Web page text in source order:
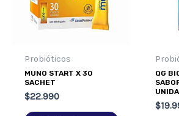
Probióticos
MUNO START X 30
SACHET
$22.990
QG
$